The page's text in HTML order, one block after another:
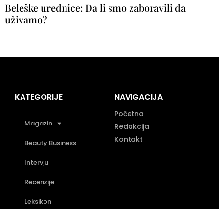
Beleške urednice: Da li smo zaboravili da
uživamo?
KATEGORIJE
Magazin
Beauty Business
Intervju
Recenzije
Leksikon
NAVIGACIJA
Početna
Redakcija
Kontakt